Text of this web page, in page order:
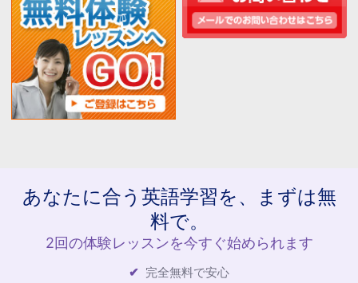
あなたに合う英語学習を、まずは無
料で。
2回の体験レッスンを今すぐ始められます
完全無料で安心